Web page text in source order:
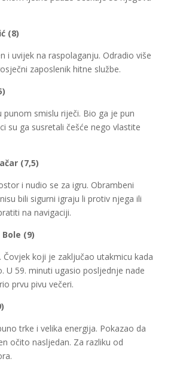
(8)
i uvijek na raspolaganju. Odradio više
zaposlenik hitne službe.
punom smislu riječi. Bio ga je pun
su ga susretali češće nego vlastite
(7,5)
i nudio se za igru. Obrambeni
bili sigurni igraju li protiv njega ili
na navigaciji.
(9)
Čovjek koji je zaključao utakmicu kada
U 59. minuti ugasio posljednje nade
prvu pivu večeri.
trke i velika energija. Pokazao da
očito nasljedan. Za razliku od